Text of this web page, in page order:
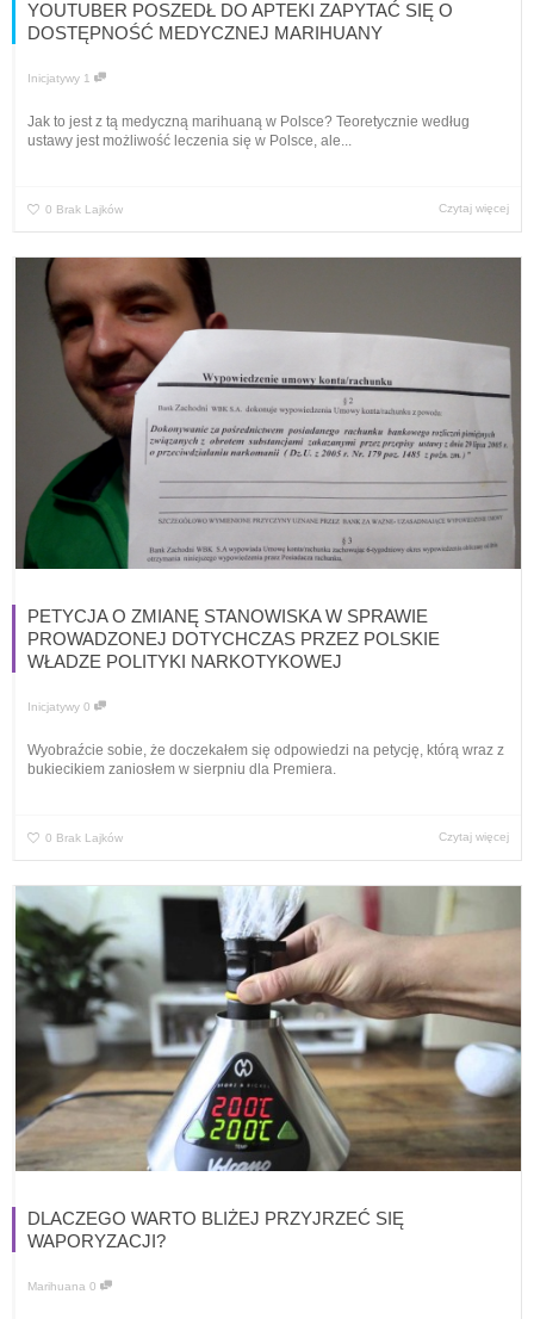
YOUTUBER POSZEDŁ DO APTEKI ZAPYTAĆ SIĘ O
DOSTĘPNOŚĆ MEDYCZNEJ MARIHUANY
Inicjatywy 1
Jak to jest z tą medyczną marihuaną w Polsce? Teoretycznie według
ustawy jest możliwość leczenia się w Polsce, ale...
0 Brak Lajków Czytaj więcej
PETYCJA O ZMIANĘ STANOWISKA W SPRAWIE
PROWADZONEJ DOTYCHCZAS PRZEZ POLSKIE
WŁADZE POLITYKI NARKOTYKOWEJ
Inicjatywy 0
Wyobraźcie sobie, że doczekałem się odpowiedzi na petycję, którą wraz z
bukiecikiem zaniosłem w sierpniu dla Premiera.
0 Brak Lajków Czytaj więcej
DLACZEGO WARTO BLIŻEJ PRZYJRZEĆ SIĘ
WAPORYZACJI?
Marihuana 0